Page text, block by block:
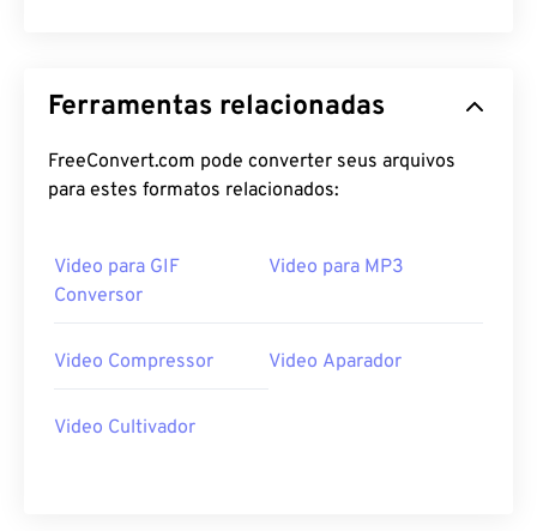
Ferramentas relacionadas
FreeConvert.com pode converter seus arquivos
para estes formatos relacionados:
Video para GIF
Conversor
Video para MP3
Video Compressor Video Aparador
Video Cultivador